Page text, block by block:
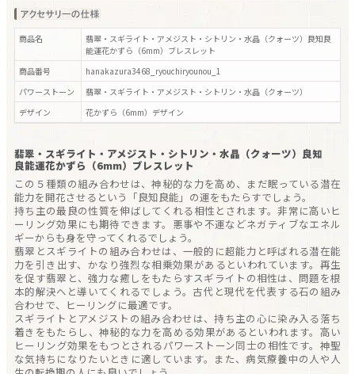
翡翠・スギライト・アメジスト・シトリン・水晶（クォーツ）良知
良能運花かずら（6mm）ブレスレット
この５種類の組み合わせは、神秘的な力を高め、まだ眠っている潜在
能力を開花させるという「良知良能」の運をもたらすでしょう。
持ち主の最良の性質を伸ばしてくれる相性とされます。非常に高いヒ
ーリング効果にも期待できます。悪事や不運などネガティブなエネル
ギーからも身を守ってくれるでしょう。
翡翠とスギライトの組み合わせは、一般的に超能力と呼ばれる潜在能
力を引き出す、かなり強烈な相乗効果があるといわれています。再生
を促す翡翠と、強力な癒しをもたらすスギライトの相性は、問題を根
本的解決へと導いてくれるでしょう。古代と現代を代表する石の組み
合わせで、ヒーリングに最適です。
スギライトとアメジストの組み合わせは、持ち主の心に染み入る落ち
着きをもたらし、神秘的な力を高める効果があるといわれます。高い
ヒーリング効果をもつとされるパワーストーン同士の相性です。神聖
な気持ちになりたいときに適しています。また、病気療養中の人や人
商品名
翡翠・スギライト・アメジスト・シトリン・水晶（クォーツ）良知良
能運花かずら（6mm）ブレスレット
商品番号
hanakazura3468_ryouchiryounou_1
パワーストーン
翡翠・スギライト・アメジスト・シトリン・水晶（クォーツ）
デザイン
花かずら（6mm） デザイン